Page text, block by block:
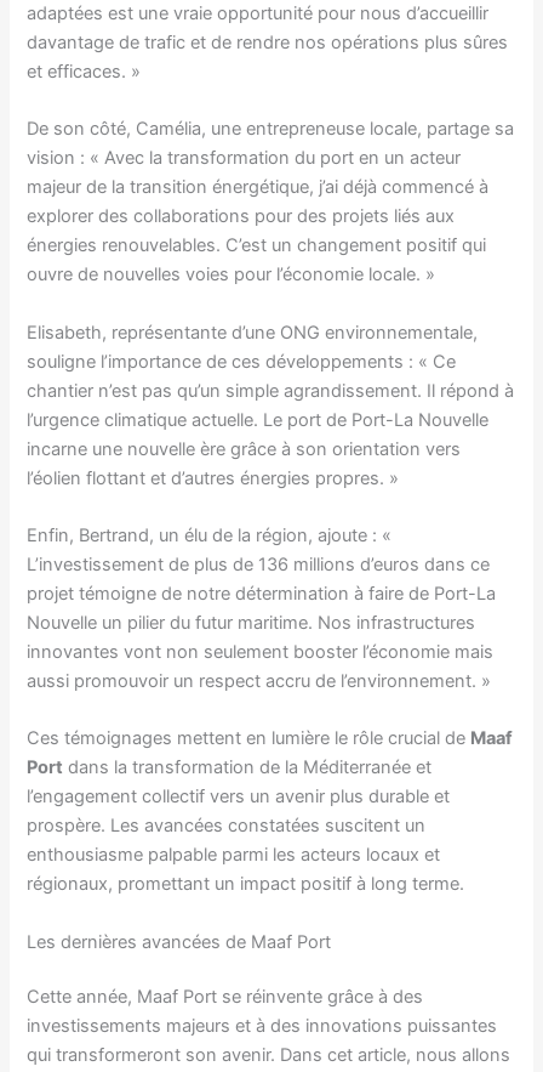
adaptées est une vraie opportunité pour nous d’accueillir
davantage de trafic et de rendre nos opérations plus sûres
et efficaces. »
De son côté, Camélia, une entrepreneuse locale, partage sa
vision : « Avec la transformation du port en un acteur
majeur de la transition énergétique, j’ai déjà commencé à
explorer des collaborations pour des projets liés aux
énergies renouvelables. C’est un changement positif qui
ouvre de nouvelles voies pour l’économie locale. »
Elisabeth, représentante d’une ONG environnementale,
souligne l’importance de ces développements : « Ce
chantier n’est pas qu’un simple agrandissement. Il répond à
l’urgence climatique actuelle. Le port de Port-La Nouvelle
incarne une nouvelle ère grâce à son orientation vers
l’éolien flottant et d’autres énergies propres. »
Enfin, Bertrand, un élu de la région, ajoute : «
L’investissement de plus de 136 millions d’euros dans ce
projet témoigne de notre détermination à faire de Port-La
Nouvelle un pilier du futur maritime. Nos infrastructures
innovantes vont non seulement booster l’économie mais
aussi promouvoir un respect accru de l’environnement. »
Ces témoignages mettent en lumière le rôle crucial de Maaf
Port dans la transformation de la Méditerranée et
l’engagement collectif vers un avenir plus durable et
prospère. Les avancées constatées suscitent un
enthousiasme palpable parmi les acteurs locaux et
régionaux, promettant un impact positif à long terme.
Les dernières avancées de Maaf Port
Cette année, Maaf Port se réinvente grâce à des
investissements majeurs et à des innovations puissantes
qui transformeront son avenir. Dans cet article, nous allons